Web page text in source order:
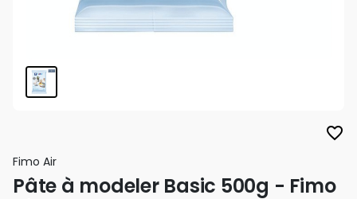
favorite_border
Fimo Air
Pâte à modeler Basic 500g - Fimo